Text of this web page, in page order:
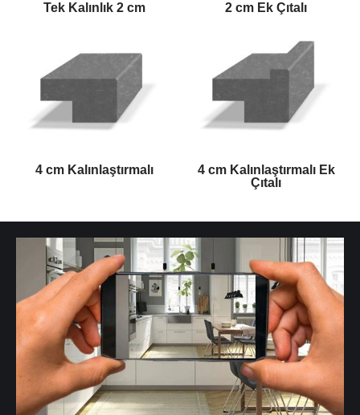
Tek Kalınlık 2 cm 2 cm Ek Çıtalı
4 cm Kalınlaştırmalı
4 cm Kalınlaştırmalı Ek
Çıtalı